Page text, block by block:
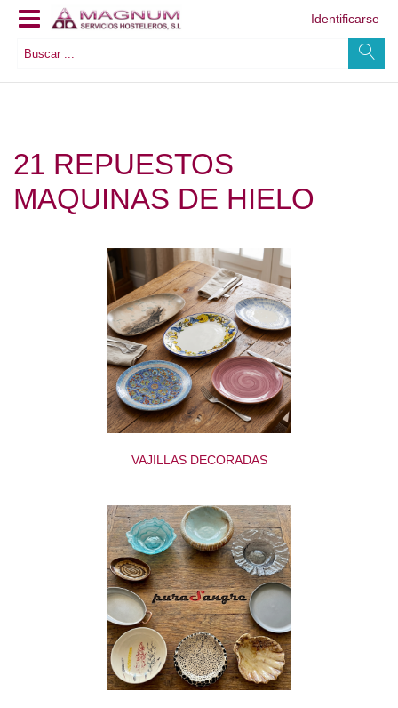
Identificarse
21 REPUESTOS
MAQUINAS DE HIELO
VAJILLAS DECORADAS